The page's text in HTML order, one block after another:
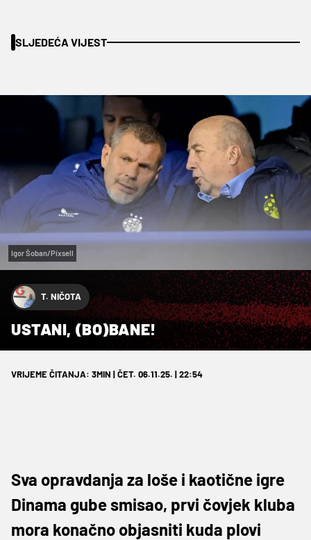
SLJEDEĆA VIJEST
Igor Šoban/Pixsell
T. NIČOTA
USTANI, (BO)BANE!
VRIJEME ČITANJA: 3MIN | ČET. 06.11.25. | 22:54
Sva opravdanja za loše i kaotične igre
Dinama gube smisao, prvi čovjek kluba
mora konačno objasniti kuda plovi